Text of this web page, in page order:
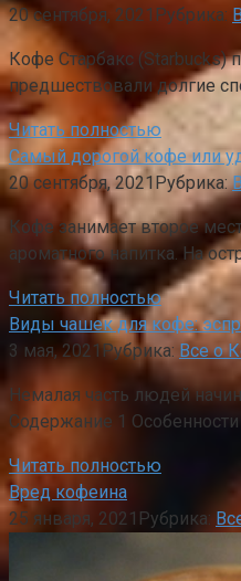
20 сентября, 2021 Рубрика:
Кофе Старбакс (Starbucks)
предшествовали долгие
Читать полностью
Самый дорогой кофе или
20 сентября, 2021 Рубрика:
Кофе занимает второе
ароматного напитка. На
Читать полностью
Виды чашек для кофе:
3 мая, 2021Рубрика: Все о
Немалая часть людей
Содержание 1
Читать полностью
Вред кофеина
25 января, 2021 Рубрика: